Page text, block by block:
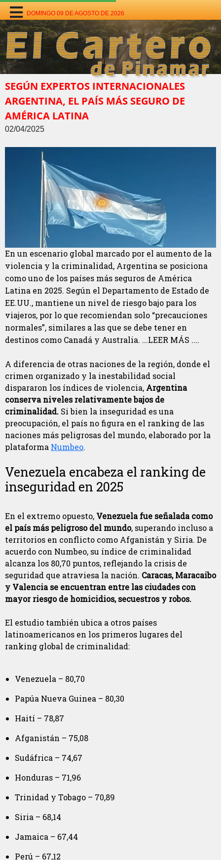
DOMINGO 09 DE AGOSTO DE 2026
SEGÚN EXPERTOS INTERNACIONALES
ARGENTINA, EL PAÍS MÁS SEGURO DE
AMÉRICA LATINA
02/04/2025
En un escenario global marcado por el aumento de la
violencia y la criminalidad, Argentina se posiciona
como uno de los países más seguros de América
Latina en 2025. Según el Departamento de Estado de
EE.UU., mantiene un nivel de riesgo bajo para los
viajeros, por lo que recomiendan solo “precauciones
normales”, similares a las que se debe tener en
destinos como Canadá y Australia. ...LEER MÁS ....
A diferencia de otras naciones de la región, donde el
crimen organizado y la inestabilidad social
dispararon los índices de violencia, Argentina
conserva niveles relativamente bajos de
criminalidad. Si bien la inseguridad es una
preocupación, el país no figura en el ranking de las
naciones más peligrosas del mundo, elaborado por la
plataforma Numbeo.
Venezuela encabeza el ranking de
inseguridad en 2025
En el extremo opuesto, Venezuela fue señalada como
el país más peligroso del mundo, superando incluso a
territorios en conflicto como Afganistán y Siria. De
acuerdo con Numbeo, su índice de criminalidad
alcanza los 80,70 puntos, reflejando la crisis de
seguridad que atraviesa la nación. Caracas, Maracaibo
y Valencia se encuentran entre las ciudades con
mayor riesgo de homicidios, secuestros y robos.
El estudio también ubica a otros países
latinoamericanos en los primeros lugares del
ranking global de criminalidad:
Venezuela – 80,70
Papúa Nueva Guinea – 80,30
Haití – 78,87
Afganistán – 75,08
Sudáfrica – 74,67
Honduras – 71,96
Trinidad y Tobago – 70,89
Siria – 68,14
Jamaica – 67,44
Perú – 67,12